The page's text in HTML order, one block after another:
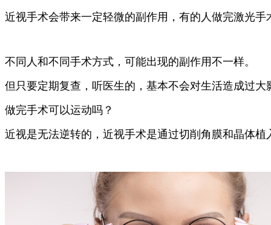
近视手术会带来一定轻微的副作用，有的人做完激光
不同人和不同手术方式，可能出现的副作用不一样。
但只要定期复查，听医生的，基本不会对生活造成过
做完手术可以运动吗？
近视是无法逆转的，近视手术是通过切削角膜和晶体